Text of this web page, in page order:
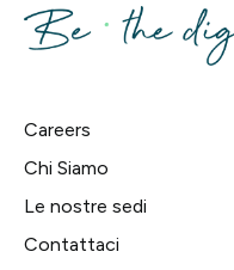
Careers
Chi Siamo
Le nostre sedi
Contattaci